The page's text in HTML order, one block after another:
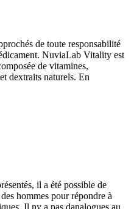
de toute responsabilité
NuviaLab Vitality est
de vitamines,
dextraits naturels. En
il a été possible de
hommes pour répondre à
Il ny a pas danalogues au